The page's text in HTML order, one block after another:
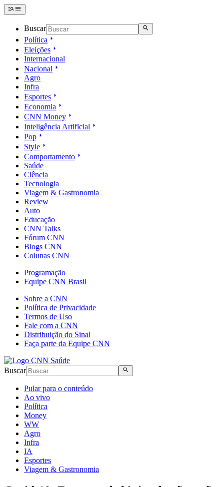
Buscar
Política
Eleições
Internacional
Nacional
Agro
Infra
Esportes
Economia
CNN Money
Inteligência Artificial
Pop
Style
Comportamento
Saúde
Ciência
Tecnologia
Viagem & Gastronomia
Review
Auto
Educação
CNN Talks
Fórum CNN
Blogs CNN
Colunas CNN
Programação
Equipe CNN Brasil
Sobre a CNN
Política de Privacidade
Termos de Uso
Fale com a CNN
Distribuição do Sinal
Faça parte da Equipe CNN
Buscar
Pular para o conteúdo
Ao vivo
Política
Money
WW
Agro
Infra
IA
Esportes
Viagem & Gastronomia